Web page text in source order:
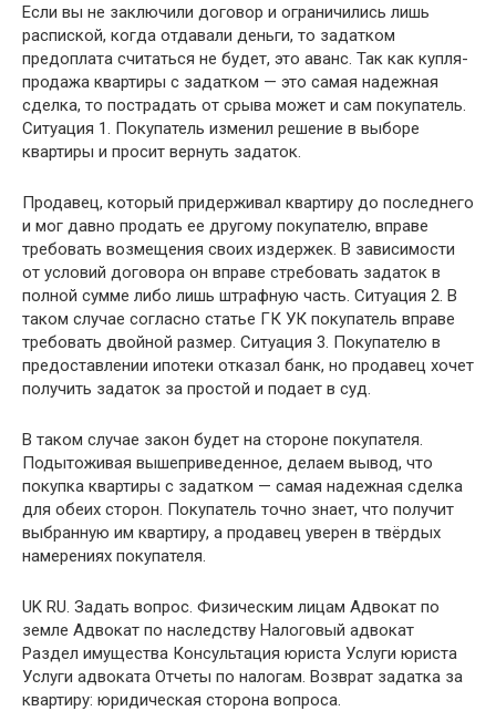
Если вы не заключили договор и ограничились лишь
распиской, когда отдавали деньги, то задатком
предоплата считаться не будет, это аванс. Так как купля-
продажа квартиры с задатком — это самая надежная
сделка, то пострадать от срыва может и сам покупатель.
Ситуация 1. Покупатель изменил решение в выборе
квартиры и просит вернуть задаток.
Продавец, который придерживал квартиру до последнего
и мог давно продать ее другому покупателю, вправе
требовать возмещения своих издержек. В зависимости
от условий договора он вправе стребовать задаток в
полной сумме либо лишь штрафную часть. Ситуация 2. В
таком случае согласно статье ГК УК покупатель вправе
требовать двойной размер. Ситуация 3. Покупателю в
предоставлении ипотеки отказал банк, но продавец хочет
получить задаток за простой и подает в суд.
В таком случае закон будет на стороне покупателя.
Подытоживая вышеприведенное, делаем вывод, что
покупка квартиры с задатком — самая надежная сделка
для обеих сторон. Покупатель точно знает, что получит
выбранную им квартиру, а продавец уверен в твёрдых
намерениях покупателя.
UK RU. Задать вопрос. Физическим лицам Адвокат по
земле Адвокат по наследству Налоговый адвокат
Раздел имущества Консультация юриста Услуги юриста
Услуги адвоката Отчеты по налогам. Возврат задатка за
квартиру: юридическая сторона вопроса.